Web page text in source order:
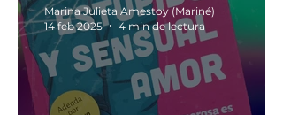
Marina Julieta Amestoy (Mariné)
14 feb 2025
4 min de lectura